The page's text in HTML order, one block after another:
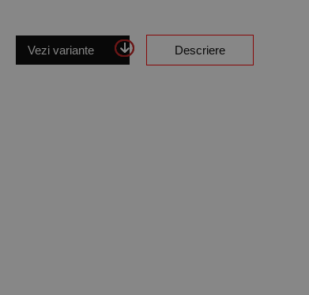
Vezi variante Descriere